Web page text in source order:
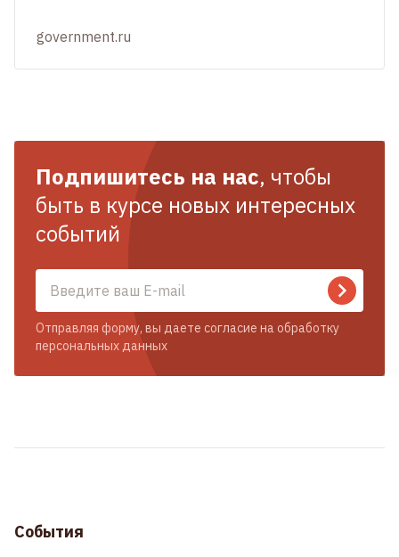
government.ru
Подпишитесь на нас, чтобы
быть в курсе новых интересных
событий
Отправляя форму, вы даете согласие на обработку
персональных данных
События